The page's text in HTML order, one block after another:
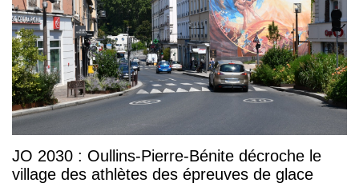
JO 2030 : Oullins-Pierre-Bénite décroche le
village des athlètes des épreuves de glace